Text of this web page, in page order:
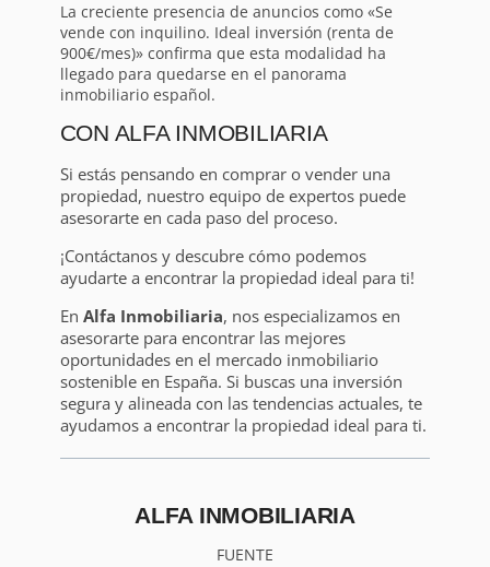
La creciente presencia de anuncios como «Se
vende con inquilino. Ideal inversión (renta de
900€/mes)» confirma que esta modalidad ha
llegado para quedarse en el panorama
inmobiliario español.
CON ALFA INMOBILIARIA
Si estás pensando en comprar o vender una
propiedad, nuestro equipo de expertos puede
asesorarte en cada paso del proceso.
¡Contáctanos y descubre cómo podemos
ayudarte a encontrar la propiedad ideal para ti!
En Alfa Inmobiliaria, nos especializamos en
asesorarte para encontrar las mejores
oportunidades en el mercado inmobiliario
sostenible en España. Si buscas una inversión
segura y alineada con las tendencias actuales, te
ayudamos a encontrar la propiedad ideal para ti.
ALFA INMOBILIARIA
FUENTE